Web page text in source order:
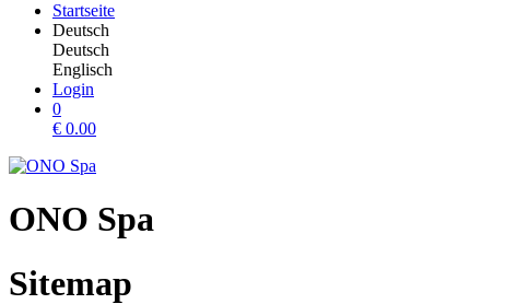
Startseite
Deutsch
Deutsch
Englisch
Login
0
€ 0.00
ONO Spa
Sitemap